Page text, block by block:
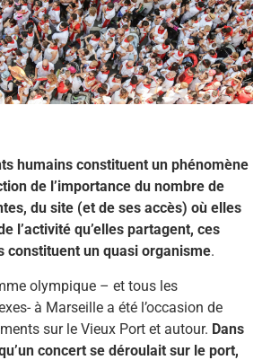
humains constituent un phénomène
de l’importance du nombre de
du site (et de ses accès) où elles
l’activité qu’elles partagent, ces
constituent un quasi organisme.
olympique – et tous les
à Marseille a été l’occasion de
sur le Vieux Port et autour. Dans
concert se déroulait sur le port,